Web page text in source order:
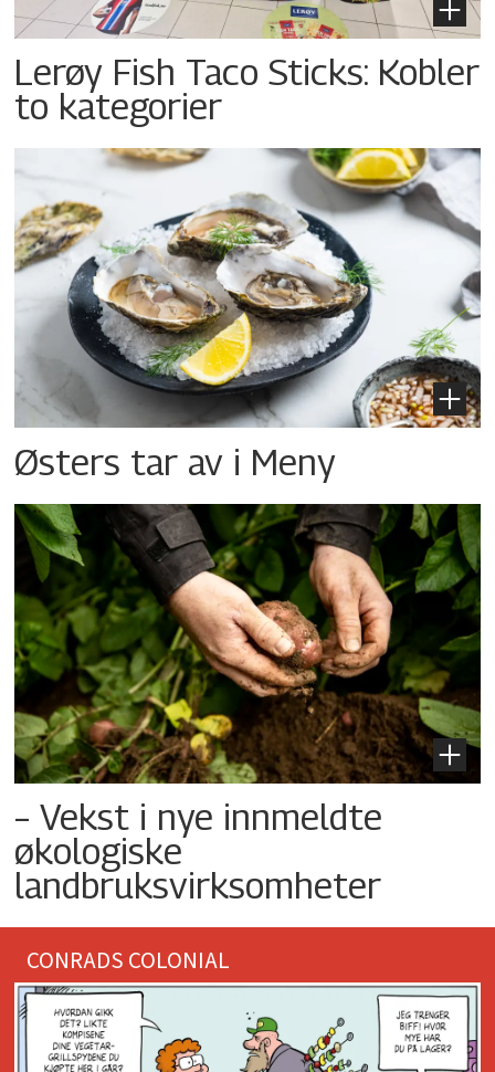
Lerøy Fish Taco Sticks: Kobler
to kategorier
Østers tar av i Meny
– Vekst i nye innmeldte
økologiske
landbruksvirksomheter
CONRADS COLONIAL